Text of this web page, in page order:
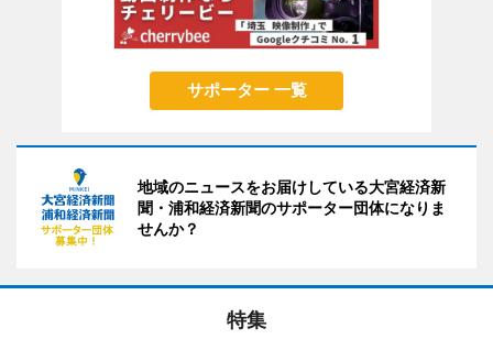
サポーター 一覧
地域のニュースをお届けしている大宮経済新
聞・浦和経済新聞のサポーター団体になりま
せんか？
特集